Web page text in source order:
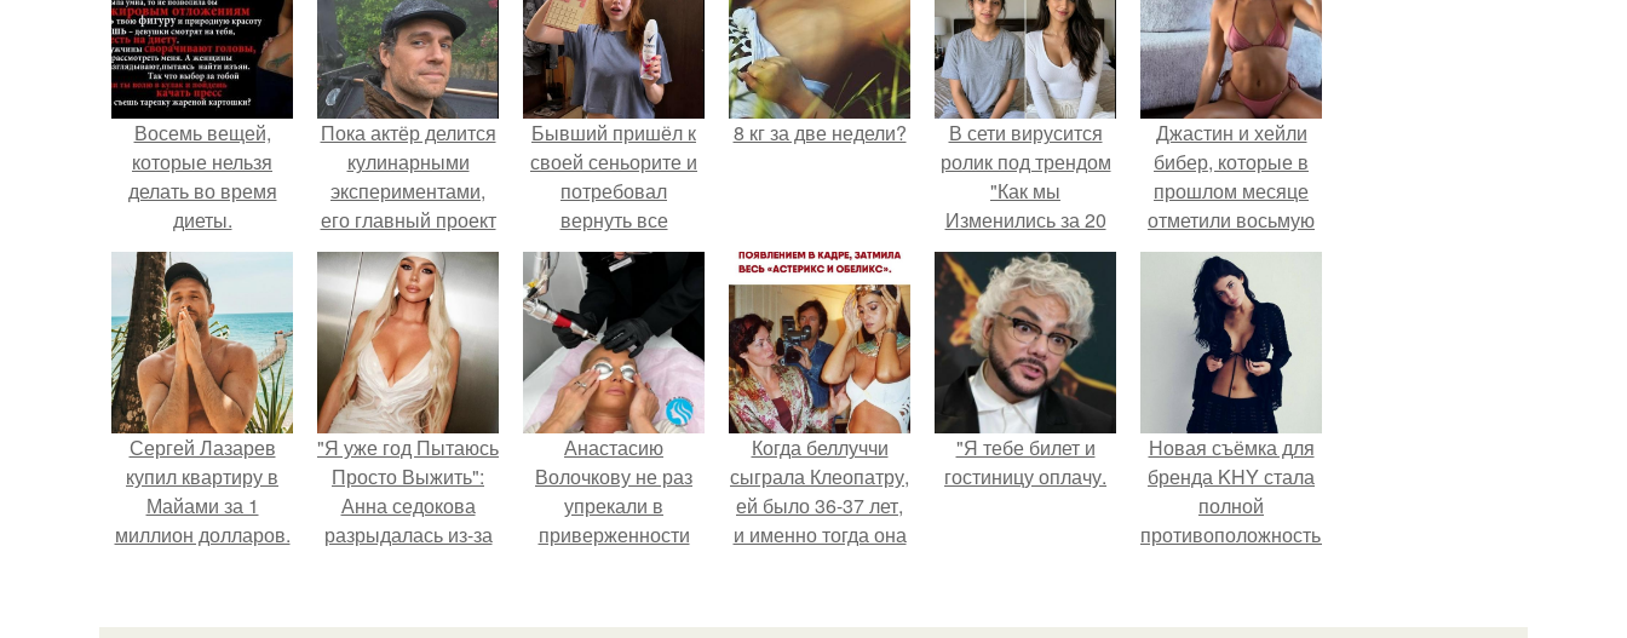
Восемь вещей,
которые нельзя
делать во время
диеты.
Пока актёр делится
кулинарными
экспериментами,
его главный проект
сделал серьёзный
шаг вперёд.
Бывший пришёл к
своей сеньорите и
потребовал
вернуть все
подарки.
8 кг за две недели?
В сети вирусится
ролик под трендом
"Как мы
Изменились за 20
лет".
Джастин и хейли
бибер, которые в
прошлом месяце
отметили восьмую
годовщину
помолвки, показали
новые фото с
совместного
отдыха.
Сергей Лазарев
купил квартиру в
Майами за 1
миллион долларов.
"Я уже год Пытаюсь
Просто Выжить":
Анна седокова
разрыдалась из-за
Анастасию
Волочкову не раз
упрекали в
приверженности
Когда беллуччи
сыграла Клеопатру,
ей было 36-37 лет,
и именно тогда она
"Я тебе билет и
гостиницу оплачу.
Новая съёмка для
бренда KHY стала
полной
противоположностью
ассоциировалась